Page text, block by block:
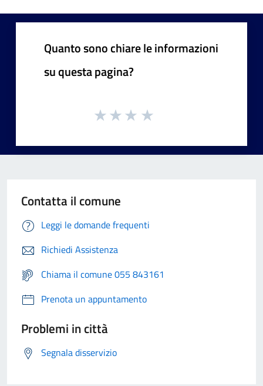
Quanto sono chiare le informazioni
su questa pagina?
Contatta il comune
Leggi le domande frequenti
Richiedi Assistenza
Chiama il comune 055 843161
Prenota un appuntamento
Problemi in città
Segnala disservizio